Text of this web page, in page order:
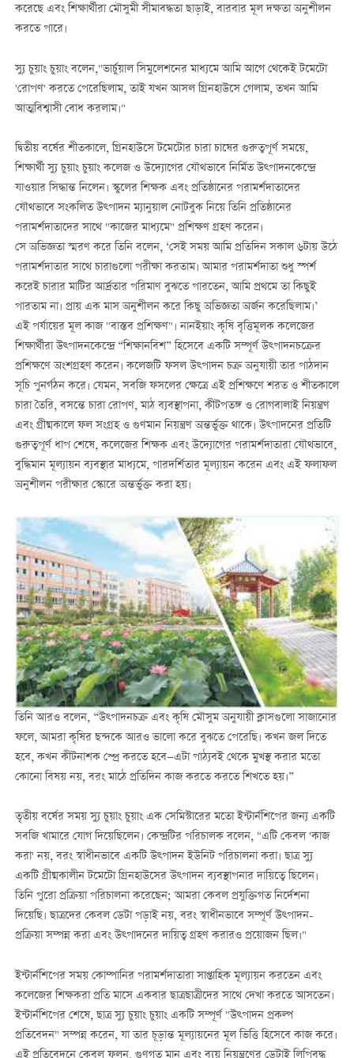
করেছে এবং শিক্ষার্থীরা মৌসুমী সীমাবদ্ধতা ছাড়াই, বারবার মূল দক্ষতা অনুশীলন
করতে পারে।
স্যু চুয়াং চুয়াং বলেন,"ভার্চুয়াল সিমুলেশনের মাধ্যমে আমি আগে থেকেই টমেটো
'রোপণ' করতে পেরেছিলাম, তাই যখন আসল গ্রিনহাউসে গেলাম, তখন আমি
আত্মবিশ্বাসী বোধ করলাম।"
দ্বিতীয় বর্ষের শীতকালে, গ্রিনহাউসে টমেটোর চারা চাষের গুরুত্বপূর্ণ সময়ে,
শিক্ষার্থী স্যু চুয়াং চুয়াং কলেজ ও উদ্যোগের যৌথভাবে নির্মিত উত্পাদনকেন্দ্রে
যাওয়ার সিদ্ধান্ত নিলেন। স্কুলের শিক্ষক এবং প্রতিষ্ঠানের পরামর্শদাতাদের
যৌথভাবে সংকলিত উত্পাদন ম্যানুয়াল নোটবুক নিয়ে তিনি প্রতিষ্ঠানের
পরামর্শদাতাদের সাথে "কাজের মাধ্যমে" প্রশিক্ষণ গ্রহণ করেন।
সে অভিজ্ঞতা স্মরণ করে তিনি বলেন, ‘সেই সময় আমি প্রতিদিন সকাল ৬টায় উঠে
পরামর্শদাতার সাথে চারাগুলো পরীক্ষা করতাম। আমার পরামর্শদাতা শুধু স্পর্শ
করেই চারার মাটির আর্দ্রতার পরিমাণ বুঝতে পারতেন, আমি প্রথমে তা কিছুই
পারতাম না। প্রায় এক মাস অনুশীলন করে কিছু অভিজ্ঞতা অর্জন করেছিলাম।’
এই পর্যায়ের মূল কাজ "বাস্তব প্রশিক্ষণ"। নানইয়াং কৃষি বৃত্তিমূলক কলেজের
শিক্ষার্থীরা উত্পাদনকেন্দ্রে “শিক্ষানবিশ” হিসেবে একটি সম্পূর্ণ উত্পাদনচক্রের
প্রশিক্ষণে অংশগ্রহণ করেন। কলেজটি ফসল উত্পাদন চক্র অনুযায়ী তার পাঠদান
সূচি পুনর্গঠন করে। যেমন, সবজি ফসলের ক্ষেত্রে এই প্রশিক্ষণে শরত ও শীতকালে
চারা তৈরি, বসন্তে চারা রোপণ, মাঠ ব্যবস্থাপনা, কীটপতঙ্গ ও রোগবালাই নিয়ন্ত্রণ
এবং গ্রীষ্মকালে ফল সংগ্রহ ও গুণমান নিয়ন্ত্রণ অন্তর্ভুক্ত থাকে। উত্পাদনের প্রতিটি
গুরুত্বপূর্ণ ধাপ শেষে, কলেজের শিক্ষক এবং উদ্যোগের পরামর্শদাতারা যৌথভাবে,
বুদ্ধিমান মূল্যায়ন ব্যবস্থার মাধ্যমে, পারদর্শিতার মূল্যায়ন করেন এবং এই ফলাফল
অনুশীলন পরীক্ষার স্কোরে অন্তর্ভুক্ত করা হয়।
তিনি আরও বলেন, “উত্পাদনচক্র এবং কৃষি মৌসুম অনুযায়ী ক্লাসগুলো সাজানোর
ফলে, আমরা কৃষির ছন্দকে আরও ভালো করে বুঝতে পেরেছি। কখন জল দিতে
হবে, কখন কীটনাশক স্প্রে করতে হবে—এটা পাঠ্যবই থেকে মুখস্থ করার মতো
কোনো বিষয় নয়, বরং মাঠে প্রতিদিন কাজ করতে করতে শিখতে হয়।”
তৃতীয় বর্ষের সময় স্যু চুয়াং চুয়াং এক সেমিস্টারের মতো ইন্টার্নশিপের জন্য একটি
সবজি খামারে যোগ দিয়েছিলেন। কেন্দ্রটির পরিচালক বলেন, "এটি কেবল 'কাজ
করা' নয়, বরং স্বাধীনভাবে একটি উত্পাদন ইউনিট পরিচালনা করা। ছাত্র স্যু
একটি গ্রীষ্মকালীন টমেটো গ্রিনহাউসের উত্পাদন ব্যবস্থাপনার দায়িত্বে ছিলেন।
তিনি পুরো প্রক্রিয়া পরিচালনা করেছেন; আমরা কেবল প্রযুক্তিগত নির্দেশনা
দিয়েছি। ছাত্রদের কেবল ডেটা পড়াই নয়, বরং স্বাধীনভাবে সম্পূর্ণ উত্পাদন-
প্রক্রিয়া সম্পন্ন করা এবং উত্পাদনের দায়িত্ব গ্রহণ করারও প্রয়োজন ছিল।"
ইন্টার্নশিপের সময় কোম্পানির পরামর্শদাতারা সাপ্তাহিক মূল্যায়ন করতেন এবং
কলেজের শিক্ষকরা প্রতি মাসে একবার ছাত্রছাত্রীদের সাথে দেখা করতে আসতেন।
ইন্টার্নশিপের শেষে, ছাত্র স্যু চুয়াং চুয়াং একটি সম্পূর্ণ "উত্পাদন প্রকল্প
প্রতিবেদন" সম্পন্ন করেন, যা তার চূড়ান্ত মূল্যায়নের মূল ভিত্তি হিসেবে কাজ করে।